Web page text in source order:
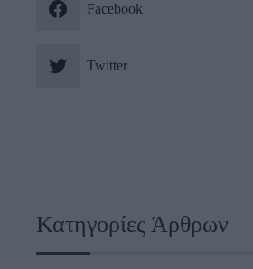
Facebook
Twitter
Κατηγορίες Άρθρων